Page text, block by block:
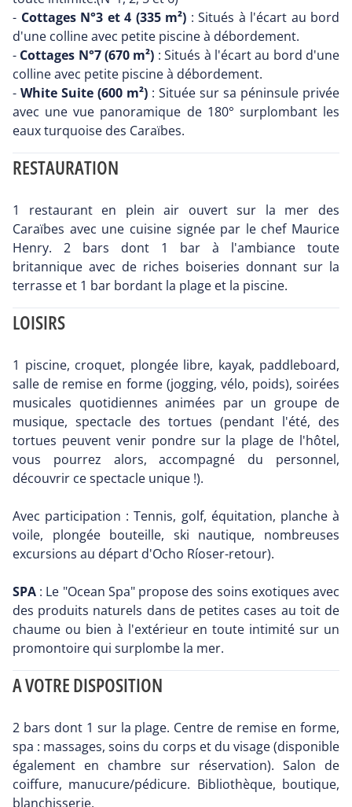
- Cottages N°3 et 4 (335 m²) : Situés à l'écart au bord
d'une colline avec petite piscine à débordement.
- Cottages N°7 (670 m²) : Situés à l'écart au bord d'une
colline avec petite piscine à débordement.
- White Suite (600 m²) : Située sur sa péninsule privée
avec une vue panoramique de 180° surplombant les
eaux turquoise des Caraïbes.
RESTAURATION
1 restaurant en plein air ouvert sur la mer des
Caraïbes avec une cuisine signée par le chef Maurice
Henry. 2 bars dont 1 bar à l'ambiance toute
britannique avec de riches boiseries donnant sur la
terrasse et 1 bar bordant la plage et la piscine.
LOISIRS
1 piscine, croquet, plongée libre, kayak, paddleboard,
salle de remise en forme (jogging, vélo, poids), soirées
musicales quotidiennes animées par un groupe de
musique, spectacle des tortues (pendant l'été, des
tortues peuvent venir pondre sur la plage de l'hôtel,
vous pourrez alors, accompagné du personnel,
découvrir ce spectacle unique !).
Avec participation : Tennis, golf, équitation, planche à
voile, plongée bouteille, ski nautique, nombreuses
excursions au départ d'Ocho Ríoser-retour).
SPA : Le "Ocean Spa" propose des soins exotiques avec
des produits naturels dans de petites cases au toit de
chaume ou bien à l'extérieur en toute intimité sur un
promontoire qui surplombe la mer.
A VOTRE DISPOSITION
2 bars dont 1 sur la plage. Centre de remise en forme,
spa : massages, soins du corps et du visage (disponible
également en chambre sur réservation). Salon de
coiffure, manucure/pédicure. Bibliothèque, boutique,
blanchisserie.